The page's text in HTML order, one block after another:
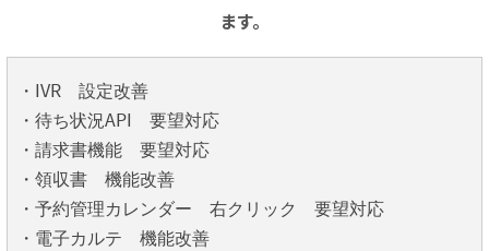
ます。
・IVR 設定改善
・待ち状況API 要望対応
・請求書機能 要望対応
・領収書 機能改善
・予約管理カレンダー 右クリック 要望対応
・電子カルテ 機能改善